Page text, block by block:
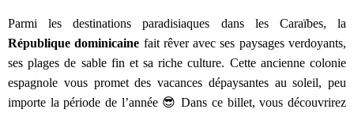
Parmi les destinations paradisiaques dans les Caraïbes, la
République dominicaine fait rêver avec ses paysages verdoyants,
ses plages de sable fin et sa riche culture. Cette ancienne colonie
espagnole vous promet des vacances dépaysantes au soleil, peu
importe la période de l’année 😎 Dans ce billet, vous découvrirez